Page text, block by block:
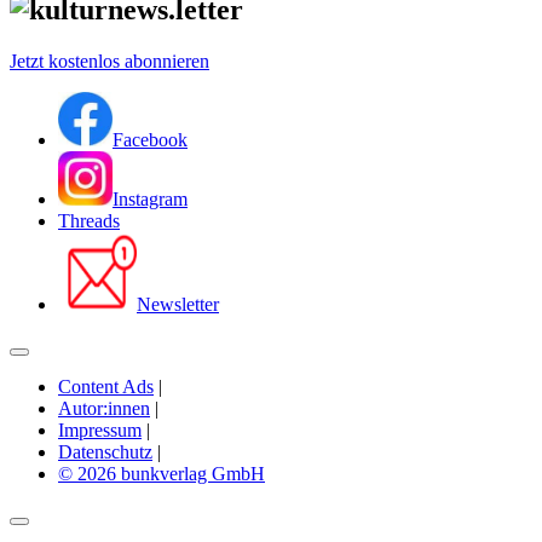
Jetzt kostenlos abonnieren
Facebook
Instagram
Threads
Newsletter
Content Ads |
Autor:innen |
Impressum |
Datenschutz |
© 2026 bunkverlag GmbH